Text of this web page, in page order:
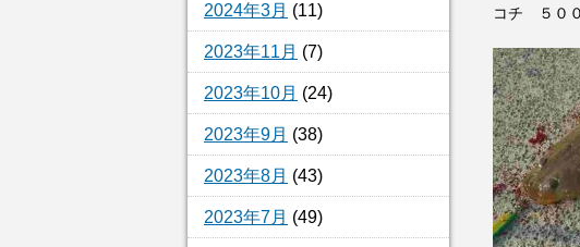
2024年3月 (11)
2023年11月 (7)
2023年10月 (24)
2023年9月 (38)
2023年8月 (43)
2023年7月 (49)
コチ ５０